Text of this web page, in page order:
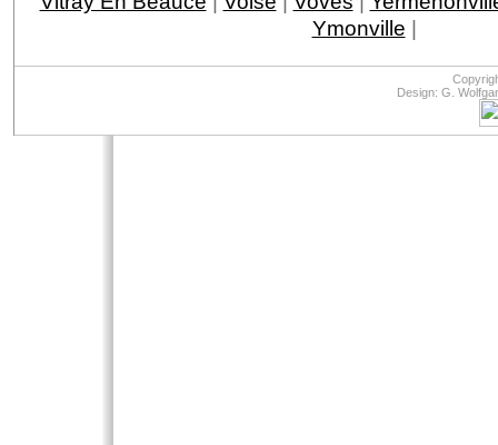
Ymonville |
Design: G.